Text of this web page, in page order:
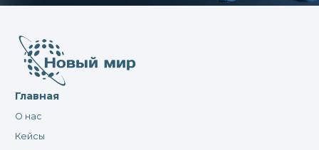
Главная
О нас
Кейсы